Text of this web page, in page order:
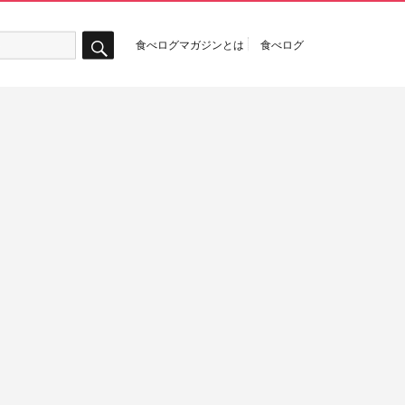
食べログマガジンとは 食べログ